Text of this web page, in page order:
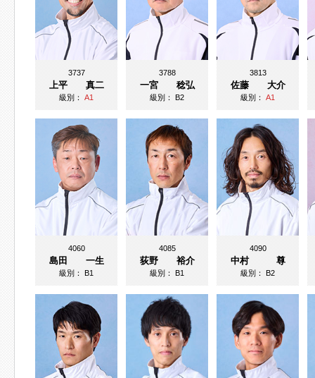
3737
上平 真二
級別：A1
3788
一宮 稔弘
級別：B2
3813
佐藤 大介
級別：A1
4060
島田 一生
級別：B1
4085
荻野 裕介
級別：B1
4090
中村 尊
級別：B2